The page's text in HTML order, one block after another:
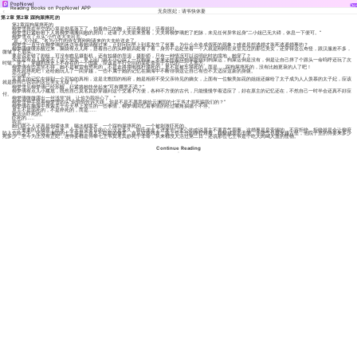
PopNovel
Reading Books on PopNovel APP
无良医妃：请爷快休妻
第2章 第2章 踩狗屎摔死的
第2章踩狗屎摔死的
柳梦雪悬在半空的心算是彻底落下了，拍着自己的胸，还活着就好，活着就好。
柳梦雪赶紧吩咐下人将柳梦璃搬回她的房间，还请了大夫前来查看，大夫将柳梦璃把了把脉，未见任何异常起身“二小姐已无大碍，休息一下便可。”
柳梦雪点了点头“小竹送大夫出去。”
“是，大小姐。”名为小竹的侍女将刚刚请来的大夫给送走了。
柳梦雪一直守在柳梦璃的床边等着她清醒过来，正好问问早上到底发生了何事，为什么会造成假死的现象？难道是想逃婚才装死逃避婚事的？
柳梦璃缓缓苏醒过来，脑袋有点儿疼，捂着自己的头睁眼四处看了看，身旁不远处坐着一个人就是刚刚在灵堂见过的那位美女，还穿得这么奇怪，跟汉服差不多，
微皱了下眉头。
要是说走错了剧组，可没有瞧见摄影机，还有拍摄的导演，摄影师，只有一种情况可以说明此时的境地，她穿了？
实在是有点儿接受不了这个现实，早上出门就不小心踩了一坨狗屎，本来还想着踩狗屎能得到狗屎运，狗屎运倒是没有，倒是让自己摔了个跟头一命呜呼还玩了次
时髦，穿了，穿越到历史上不存在的一个国家，应该是平行空间的某处类似于古代的一个人地方。
柳梦璃有些哭笑不得，她不是被雷电劈死的，不是走路撞电线杆撞死的，更不是被车撞死的，而是……踩狗屎摔死的，没有比她更衰的人了吧！
摔死就摔死吧！还给她玩儿了一回穿越，一些不属于她的记忆在脑海中不断徘徊这让自己有些不太适应这新的身躯。
怎么破？
从原主的记忆中得到一个可怕的真相，这是北鬯国的相府，她是相府不受父亲待见的嫡女，上面有一位貌美如花的姐姐还嫁给了太子成为人人羡慕的太子妃，应该
就是跟自己说话的这位美女无疑了？
柳梦雪见柳梦璃已经苏醒，赶紧将她扶坐起来“可有哪里不适？”
柳梦璃有点儿小尴尬，既然自己莫名其妙穿越到这个交通不方便，各种不方便的古代，只能慢慢学着适应了，好在原主的记忆还在，不然自己一时半会还真不好应
付。
柳梦璃微微露出一丝浅笑“姐，让你为我担心了。”
柳梦雪伸手摸着柳梦雪的头“你悄悄告诉大姐，你是不是不愿意嫁给云澜国的七王爷才假死骗我们的？”
柳梦璃在脑海中搜索关于今天早上发生的一些事情，柳梦璃回忆着事情的经过嘴角抽搐个不停。
原主不是病死的，不是猝死的，而是……
被活活吓死的。
吓死的……
我去……
她们两个人还真是倒霉体质，喝水都塞牙，一个踩狗屎摔死的，一个被刺激吓死的。
一个重要的人物冒了出来，今天宣读圣旨的公公没走多久，陈氏便走了进来苦口婆心的劝说原主不要意气用事，这婚事是皇帝赐的，不容拒绝，拒绝就是会让柳府
陷入危险之中，还说云澜国的七王爷是个杀人不眨眼的修罗，自从双腿残废，脸上也十分的狰狞难看，相貌越发的丑陋，连脾气也越来越古怪，他院子里的侍妾来多少
死多少，至今为止没有正妃，连侍妾都是侍奉七王爷莫名其妙死于非命，从来都没人活过第二日，还说那位七王爷是个吃人肉喝人血的怪物。
Continue Reading